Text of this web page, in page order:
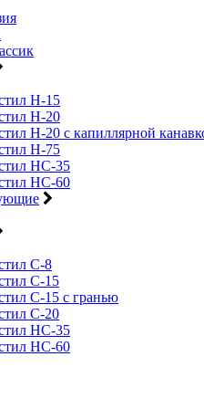
Н-15
Н-20
Н-20 с капиллярной
Н-75
НС-35
НС-60
С-8
С-15
C-15 с гранью
C-20
НС-35
НС-60